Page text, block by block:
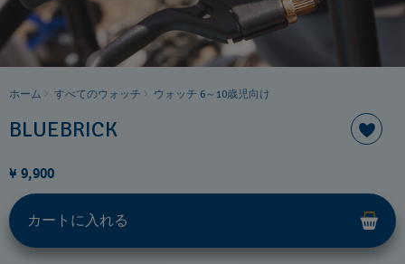
ホーム すべてのウォッチ ウォッチ 6～10歳児向け
BLUEBRICK
¥ 9,900
カートに入れる